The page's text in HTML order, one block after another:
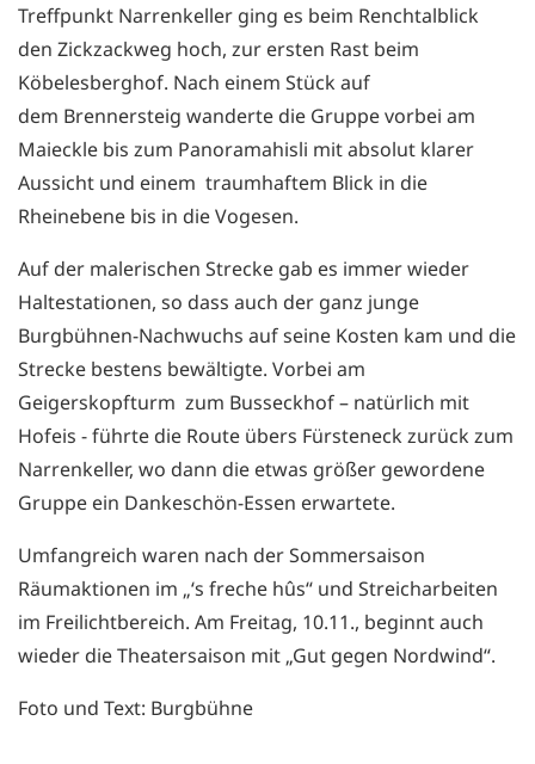
Treffpunkt Narrenkeller ging es beim Renchtalblick
den Zickzackweg hoch, zur ersten Rast beim
Köbelesberghof. Nach einem Stück auf
dem Brennersteig wanderte die Gruppe vorbei am
Maieckle bis zum Panoramahisli mit absolut klarer
Aussicht und einem traumhaftem Blick in die
Rheinebene bis in die Vogesen.
Auf der malerischen Strecke gab es immer wieder
Haltestationen, so dass auch der ganz junge
Burgbühnen-Nachwuchs auf seine Kosten kam und die
Strecke bestens bewältigte. Vorbei am
Geigerskopfturm zum Busseckhof – natürlich mit
Hofeis - führte die Route übers Fürsteneck zurück zum
Narrenkeller, wo dann die etwas größer gewordene
Gruppe ein Dankeschön-Essen erwartete.
Umfangreich waren nach der Sommersaison
Räumaktionen im „‘s freche hûs“ und Streicharbeiten
im Freilichtbereich. Am Freitag, 10.11., beginnt auch
wieder die Theatersaison mit „Gut gegen Nordwind“.
Foto und Text: Burgbühne